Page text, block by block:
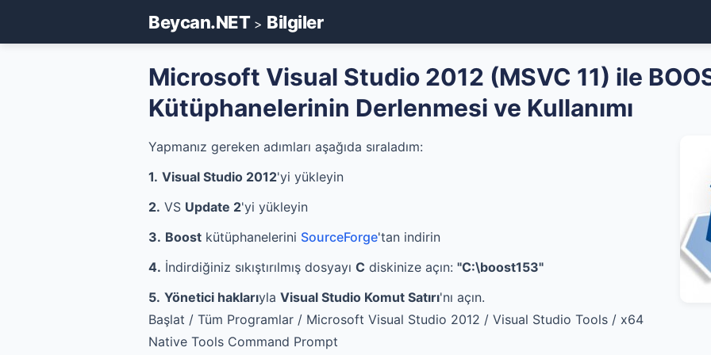
Beycan.NET> Bilgiler
Microsoft Visual Studio 2012 (MSVC 11) ile
Kütüphanelerinin Derlenmesi ve Kullanımı
Yapmanız gereken adımları aşağıda sıraladım:
1. Visual Studio 2012'yi yükleyin
2. VS Update 2'yi yükleyin
3. Boost kütüphanelerini SourceForge'tan indirin
4. İndirdiğiniz sıkıştırılmış dosyayı C diskinize açın: "C:\boost153"
5. Yönetici haklarıyla Visual Studio Komut Satırı'nı açın.
Başlat / Tüm Programlar / Microsoft Visual Studio 2012 / Visual Studio Tools / x64
Native Tools Command Prompt